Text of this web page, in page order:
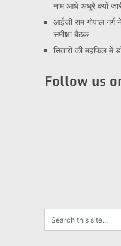
नाम आधे अधूरे क्यों
आईजी राम गोपाल
समीक्षा बैठक
सितारों की महफिल में
Follow us